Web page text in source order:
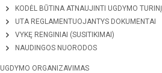
KODĖL BŪTINA ATNAUJINTI UGDYMO TURINĮ
UTA REGLAMENTUOJANTYS DOKUMENTAI
VYKĘ RENGINIAI (SUSITIKIMAI)
NAUDINGOS NUORODOS
UGDYMO ORGANIZAVIMAS